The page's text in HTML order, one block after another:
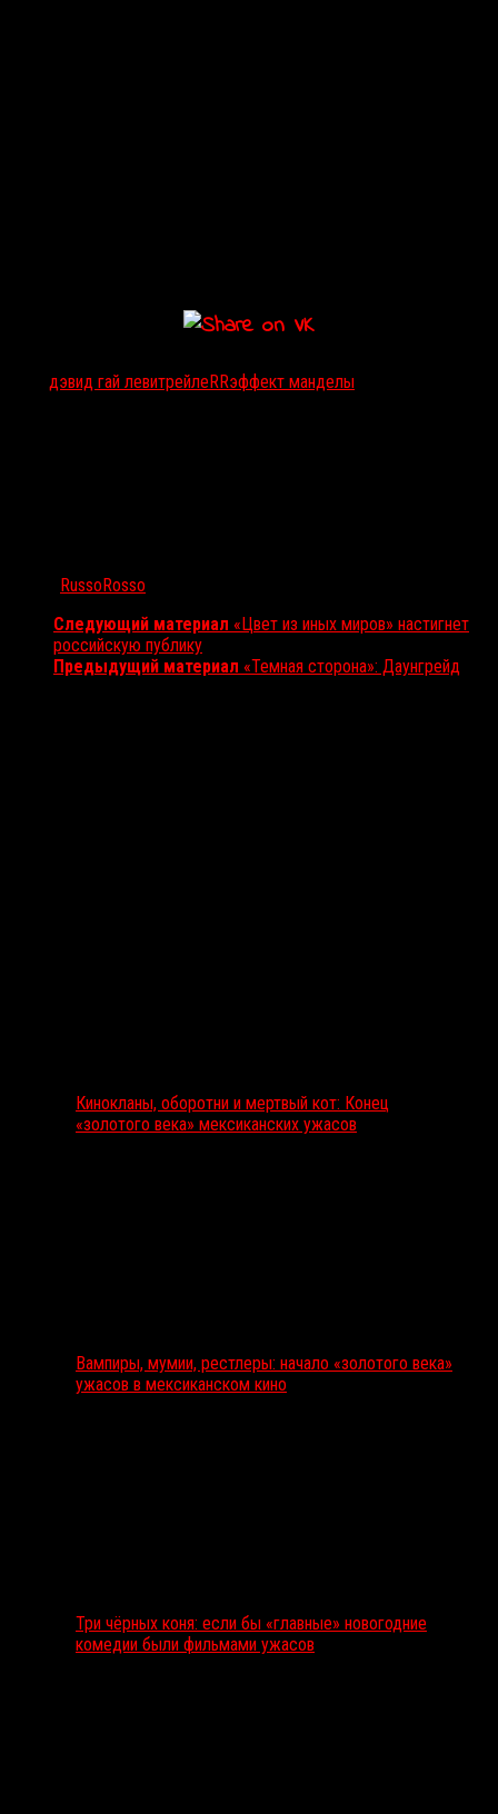
дэвид гай левитрейлеRRэффект манделы
RussoRosso
Следующий материал «Цвет из иных миров» настигнет
российскую публику
Предыдущий материал «Темная сторона»: Даунгрейд
Кинокланы, оборотни и мертвый кот: Конец
«золотого века» мексиканских ужасов
Вампиры, мумии, рестлеры: начало «золотого века»
ужасов в мексиканском кино
Три чёрных коня: если бы «главные» новогодние
комедии были фильмами ужасов